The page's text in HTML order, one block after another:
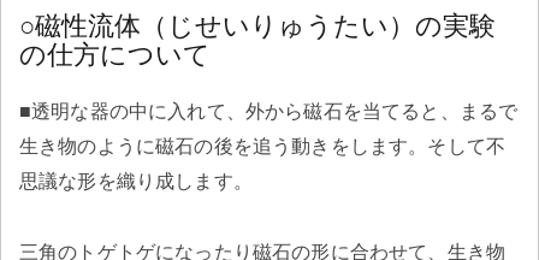
○磁性流体（じせいりゅうたい）の実験
の仕方について
■透明な器の中に入れて、外から磁石を当てると、まるで
生き物のように磁石の後を追う動きをします。そして不
思議な形を織り成します。
三角のトゲトゲになったり磁石の形に合わせて、生き物